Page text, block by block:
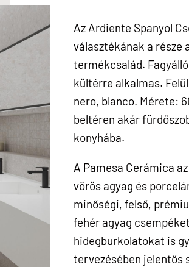
Az Ardiente Spanyol
választékának a része
termékcsalád.
kültérre alkalmas.
nero, blanco. Mérete:
beltéren akár
konyhába.
A Pamesa Cerámica
vörös agyag és
minőségi, felső,
fehér agyag
hidegburkolatokat is
tervezésében jelentős